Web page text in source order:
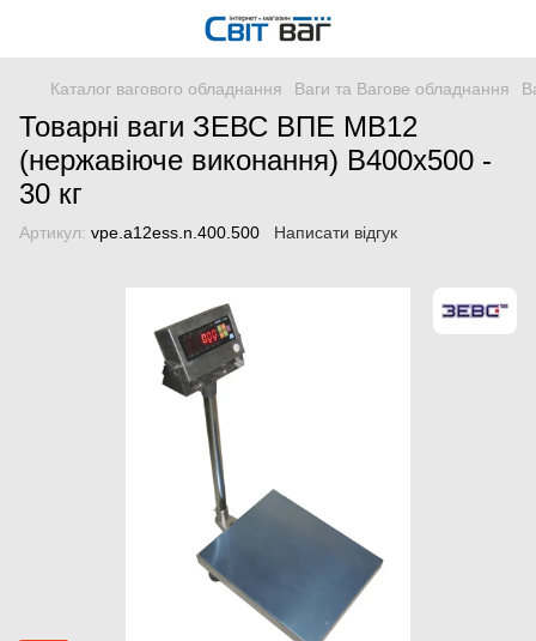
Каталог вагового обладнання Ваги та Вагове обладнання
Товарні ваги ЗЕВС ВПЕ МВ12
(нержавіюче виконання) В400x500 -
30 кг
Артикул: vpe.a12ess.n.400.500 Написати відгук